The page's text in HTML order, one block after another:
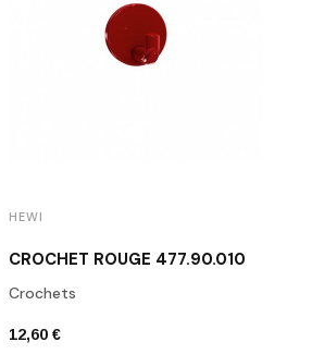
HEWI
CROCHET ROUGE 477.90.010
Crochets
12,60 €